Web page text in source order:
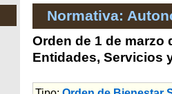
Normativa:
Orden de 1 de
Entidades, Servicios